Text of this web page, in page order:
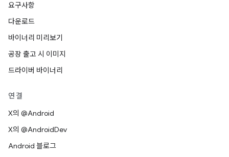
요구사항
다운로드
바이너리 미리보기
공장 출고 시 이미지
드라이버 바이너리
연결
X의 @Android
X의 @AndroidDev
Android 블로그